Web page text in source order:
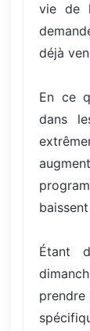
vie de
déjà
En ce
dans
Étant